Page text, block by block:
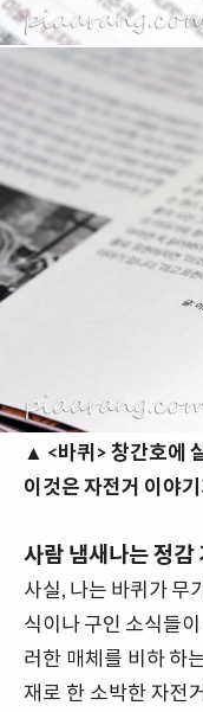
▲ <바퀴> 창간호에
이것은 자전거 이야
사람 냄새나는 정감
사실, 나는 바퀴가 무
식이나 구인 소식들
러한 매체를 비하 하
재로 한 소박한 자전